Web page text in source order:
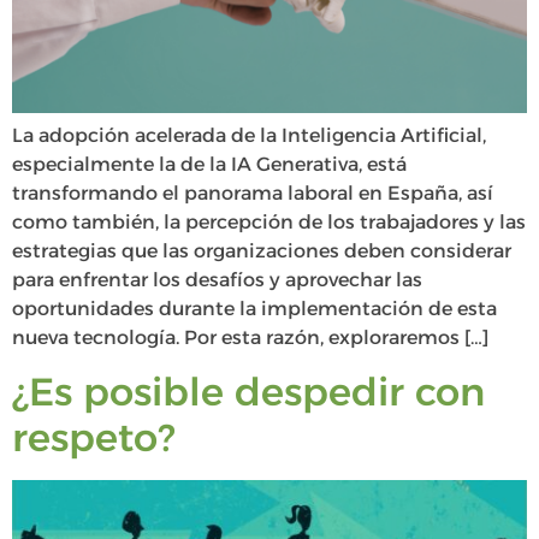
La adopción acelerada de la Inteligencia Artificial,
especialmente la de la IA Generativa, está
transformando el panorama laboral en España, así
como también, la percepción de los trabajadores y las
estrategias que las organizaciones deben considerar
para enfrentar los desafíos y aprovechar las
oportunidades durante la implementación de esta
nueva tecnología. Por esta razón, exploraremos […]
¿Es posible despedir con
respeto?